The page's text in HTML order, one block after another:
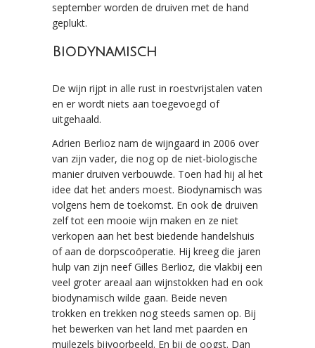
september worden de druiven met de hand
geplukt.
Biodynamisch
De wijn rijpt in alle rust in roestvrijstalen vaten
en er wordt niets aan toegevoegd of
uitgehaald.
Adrien Berlioz nam de wijngaard in 2006 over
van zijn vader, die nog op de niet-biologische
manier druiven verbouwde. Toen had hij al het
idee dat het anders moest. Biodynamisch was
volgens hem de toekomst. En ook de druiven
zelf tot een mooie wijn maken en ze niet
verkopen aan het best biedende handelshuis
of aan de dorpscoöperatie. Hij kreeg die jaren
hulp van zijn neef Gilles Berlioz, die vlakbij een
veel groter areaal aan wijnstokken had en ook
biodynamisch wilde gaan. Beide neven
trokken en trekken nog steeds samen op. Bij
het bewerken van het land met paarden en
muilezels bijvoorbeeld. En bij de oogst. Dan